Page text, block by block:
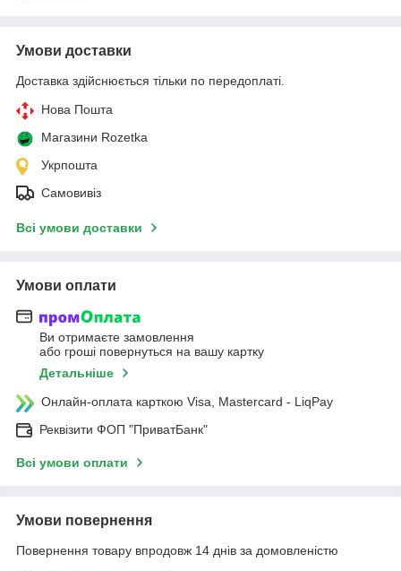
Умови доставки
Доставка здійснюється тільки по передоплаті.
Нова Пошта
Магазини Rozetka
Укрпошта
Самовивіз
Всі умови доставки
Умови оплати
Ви отримаєте замовлення
або гроші повернуться на вашу картку
Детальніше
Онлайн-оплата карткою Visa, Mastercard - LiqPay
Реквізити ФОП "ПриватБанк"
Всі умови оплати
Умови повернення
Повернення товару впродовж 14 днів за домовленістю